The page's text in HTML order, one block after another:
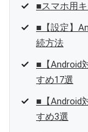
■スマホ用
■【設定】
続方法
■【Android
すめ17選
■【Android
すめ3選